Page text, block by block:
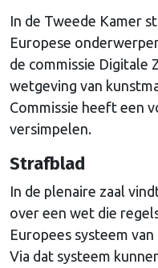
In de Tweede Kamer
Europese
de commissie Digitale
wetgeving van
Commissie heeft een
versimpelen.
Strafblad
In de plenaire zaal
over een wet die
Europees systeem
Via dat systeem